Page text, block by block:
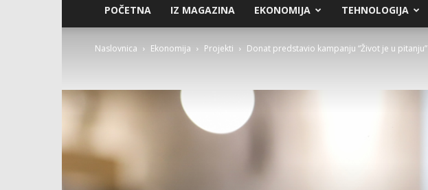
POČETNA IZ MAGAZINA EKONOMIJA TEHNOLOGIJA
Naslovnica Ekonomija Projekti Donat predstavio kampanju “Život je u pitanju”